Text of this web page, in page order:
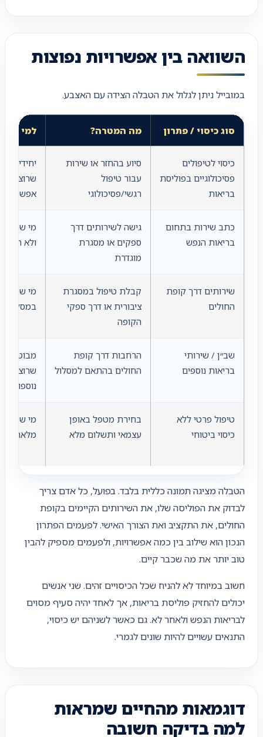
השוואה בין אפשרויות נפוצות
במובייל ניתן לגלול את הטבלה הצידה עם האצבע.
סוג כיסוי / פתרון מה המטרה? למי
כיסוי לטיפולים
פסיכולוגיים בפוליסת
בריאות
סיוע בהחזר או שירות
עבור טיפול
רגשי/פסיכולוגי
יחידים,
שרוצים
אפשרי
כתב שירות בתחום
בריאות הנפש
גישה לשירותים דרך
ספקים או מסגרת
מוגדרת
מי
ולא רק
שירותים דרך קופת
החולים
קבלת טיפול במסגרת
ציבורית או דרך ספקי
הקופה
מי
במסלול
שב״ן / שירותי
בריאות נוספים
הרחבות דרך קופת
החולים בהתאם למסלול
מבוטחי
שרוצים
נוספות
טיפול פרטי ללא
כיסוי ביטוחי
בחירת מטפל באופן
עצמאי ותשלום מלא
מי
מלאה או
הטבלה מציגה תמונה כללית בלבד. בפועל, כל אדם צריך
לבדוק את הפוליסה שלו, את השירותים הקיימים בקופת
החולים, את התקציב ואת הצורך האישי. לפעמים הפתרון
הנכון הוא שילוב בין כמה אפשרויות, ולפעמים מספיק להבין
טוב יותר את מה שכבר קיים.
חשוב במיוחד לא להניח שכל הכיסויים זהים. שני אנשים
יכולים להחזיק פוליסת בריאות, אך לאחד יהיה סעיף מסוים
לבריאות הנפש ולאחר לא. גם כאשר לשניהם יש כיסוי,
התנאים עשויים להיות שונים לגמרי.
דוגמאות מהחיים שמראות
למה בדיקה חשובה